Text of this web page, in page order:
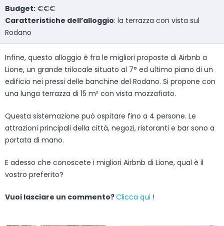
Budget: €€€
Caratteristiche dell’alloggio: la terrazza con vista sul
Rodano
Infine, questo alloggio è fra le migliori proposte di Airbnb a
Lione, un grande trilocale situato al 7° ed ultimo piano di un
edificio nei pressi delle banchine del Rodano. Si propone con
una lunga terrazza di 15 m² con vista mozzafiato.
Questa sistemazione può ospitare fino a 4 persone. Le
attrazioni principali della città, negozi, ristoranti e bar sono a
portata di mano.
E adesso che conoscete i migliori Airbnb di Lione, qual è il
vostro preferito?
Vuoi lasciare un commento?Clicca qui !